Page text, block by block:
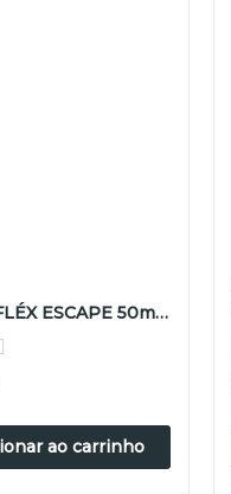
TUBO FLÉX ESCAPE 50mm D X 150mm L
ao carrinho